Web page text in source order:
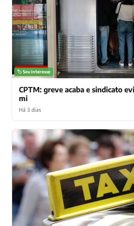
NOTÍCIAS
🏷️ Seu interesse
CPTM: greve acaba e sindicato
mi
Há 3 dias